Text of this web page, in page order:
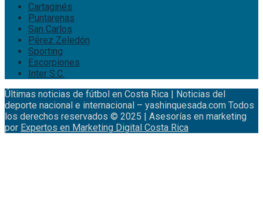
Cartaginés
Puntarenas
San Carlos
Pérez Zeledón
Sporting
Escorpiones
Inter S.C.
Últimas noticias de fútbol en Costa Rica | Noticias del
deporte nacional e internacional – yashinquesada.com Todos
los derechos reservados © 2025 | Asesorías en marketing
por Expertos en Marketing Digital Costa Rica